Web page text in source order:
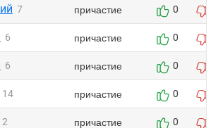
7 причастие 0
6 причастие 0
6 причастие 0
14 причастие 0
2 причастие 0